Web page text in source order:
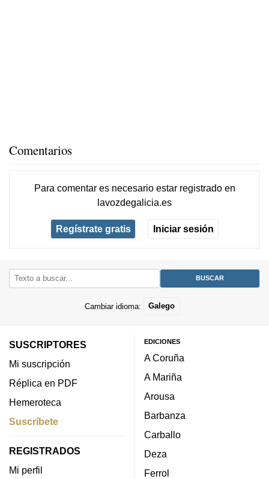
Comentarios
Para comentar es necesario estar registradoen
lavozdegalicia.es
Regístrate gratis Iniciar sesión
Cambiar idioma: Galego
SUSCRIPTORES
Mi suscripción
Réplica en PDF
Hemeroteca
Suscríbete
REGISTRADOS
Mi perfil
EDICIONES
A Coruña
A Mariña
Arousa
Barbanza
Carballo
Deza
Ferrol